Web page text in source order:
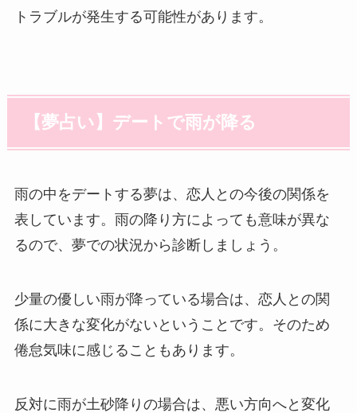
トラブルが発生する可能性があります。
【夢占い】デートで雨が降る
雨の中をデートする夢は、恋人との今後の関係を
表しています。雨の降り方によっても意味が異な
るので、夢での状況から診断しましょう。
少量の優しい雨が降っている場合は、恋人との関
係に大きな変化がないということです。そのため
倦怠気味に感じることもあります。
反対に雨が土砂降りの場合は、悪い方向へと変化